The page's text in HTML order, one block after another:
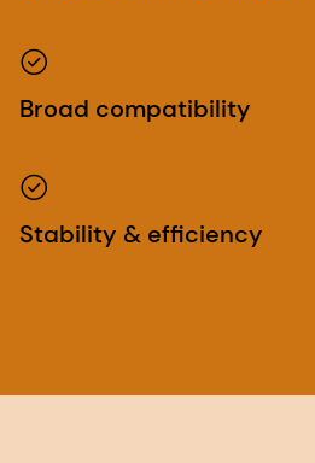
Broad compatibility
Stability & efficiency